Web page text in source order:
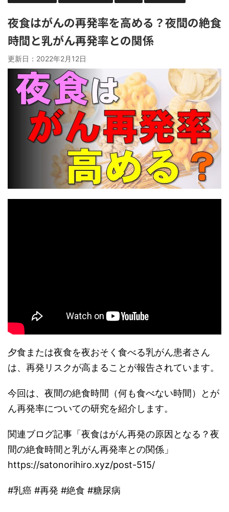
夜食はがんの再発率を高める？夜間の絶食
時間と乳がん再発率との関係
更新日： 2022年2月12日
夕食または夜食を夜おそく食べる乳がん患者さん
は、再発リスクが高まることが報告されています。
今回は、夜間の絶食時間（何も食べない時間）とが
ん再発率についての研究を紹介します。
関連ブログ記事「夜食はがん再発の原因となる？夜
間の絶食時間と乳がん再発率との関係」
https://satonorihiro.xyz/post-515/
#乳癌 #再発 #絶食 #糖尿病